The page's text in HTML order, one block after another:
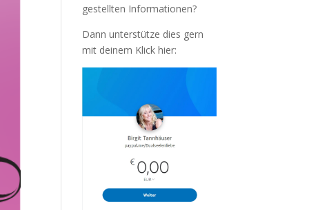
gestellten Informationen?
Dann unterstütze dies gern
mit deinem Klick hier: